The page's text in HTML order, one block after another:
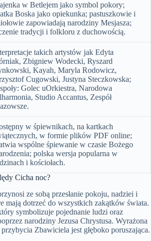
w Betlejem jako symbol pokory;
Boska jako opiekunka; pastuszkowie i
zapowiadają narodziny Mesjasza;
tradycji i folkloru z duchowością.
takich artystów jak Edyta
Zbigniew Wodecki, Ryszard
Kayah, Maryla Rodowicz,
Cugowski, Justyna Steczkowska;
Golec uOrkiestra, Narodowa
Studio Accantus, Zespół
w śpiewnikach, na kartkach
w formie plików PDF online;
wspólne śpiewanie w czasie Bożego
polska wersja popularna w
i kościołach.
Cicha noc?
ze sobą przesłanie pokoju, nadziei i
mają dotrzeć do wszystkich zakątków świata.
symbolizuje pojednanie ludzi oraz
narodziny Jezusa Chrystusa. Wyrażona
Zbawiciela jest głęboko poruszająca.